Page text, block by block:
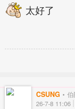
太好了
CSUNG
26-7-8 11:06